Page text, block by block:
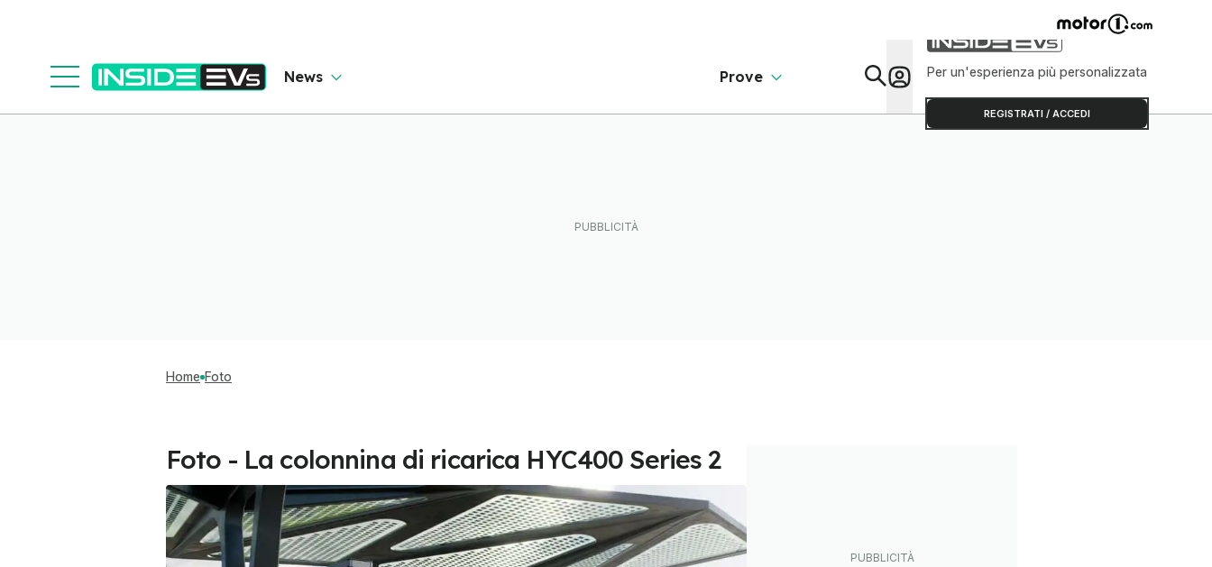
News Prove Per un'esperienza più personalizzata
REGISTRATI / ACCEDI
Home Foto
Foto - La colonnina di ricarica HYC400 Series 2